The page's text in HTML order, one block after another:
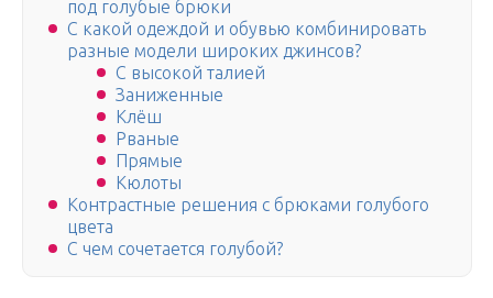
под голубые брюки
С какой одеждой и обувью комбинировать
разные модели широких джинсов?
С высокой талией
Заниженные
Клёш
Рваные
Прямые
Кюлоты
Контрастные решения с брюками голубого
цвета
С чем сочетается голубой?